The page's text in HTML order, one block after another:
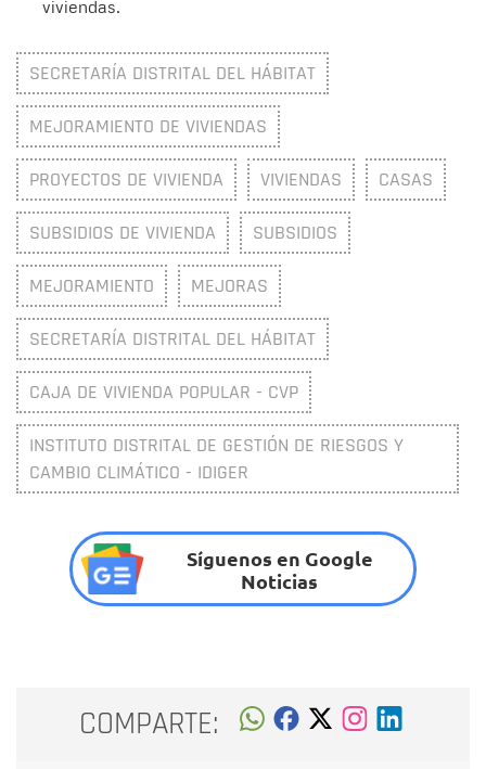
viviendas.
SECRETARÍA DISTRITAL DEL HÁBITAT
MEJORAMIENTO DE VIVIENDAS
PROYECTOS DE VIVIENDA VIVIENDAS CASAS
SUBSIDIOS DE VIVIENDA SUBSIDIOS
MEJORAMIENTO MEJORAS
SECRETARÍA DISTRITAL DEL HÁBITAT
CAJA DE VIVIENDA POPULAR - CVP
INSTITUTO DISTRITAL DE GESTIÓN DE RIESGOS Y
CAMBIO CLIMÁTICO - IDIGER
Síguenos en Google
Noticias
COMPARTE: